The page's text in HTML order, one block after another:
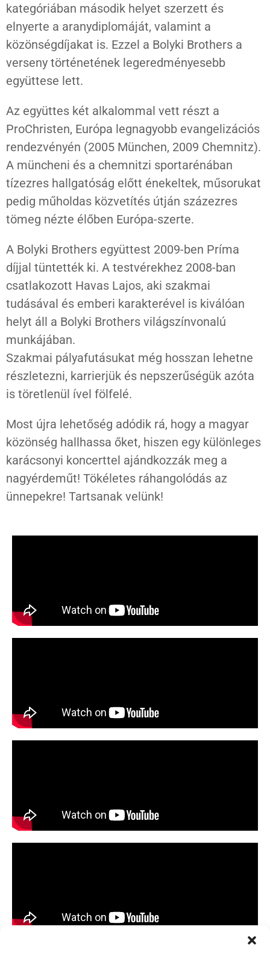
kategóriában második helyet szerzett és
elnyerte a aranydiplomáját, valamint a
közönségdíjakat is. Ezzel a Bolyki Brothers a
verseny történetének legeredményesebb
együttese lett.
Az együttes két alkalommal vett részt a
ProChristen, Európa legnagyobb evangelizációs
rendezvényén (2005 München, 2009 Chemnitz).
A müncheni és a chemnitzi sportarénában
tízezres hallgatóság előtt énekeltek, műsorukat
pedig műholdas közvetítés útján százezres
tömeg nézte élőben Európa-szerte.
A Bolyki Brothers együttest 2009-ben Príma
díjjal tüntették ki. A testvérekhez 2008-ban
csatlakozott Havas Lajos, aki szakmai
tudásával és emberi karakterével is kiválóan
helyt áll a Bolyki Brothers világszínvonalú
munkájában.
Szakmai pályafutásukat még hosszan lehetne
részletezni, karrierjük és nepszerűségük azóta
is töretlenül ível fölfelé.
Most újra lehetőség adódik rá, hogy a magyar
közönség hallhassa őket, hiszen egy különleges
karácsonyi koncerttel ajándkozzák meg a
nagyérdeműt! Tökéletes ráhangolódás az
ünnepekre! Tartsanak velünk!